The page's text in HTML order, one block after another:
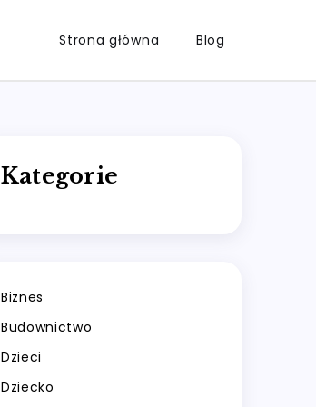
Strona główna Blog
Kategorie
Biznes
Budownictwo
Dzieci
Dziecko